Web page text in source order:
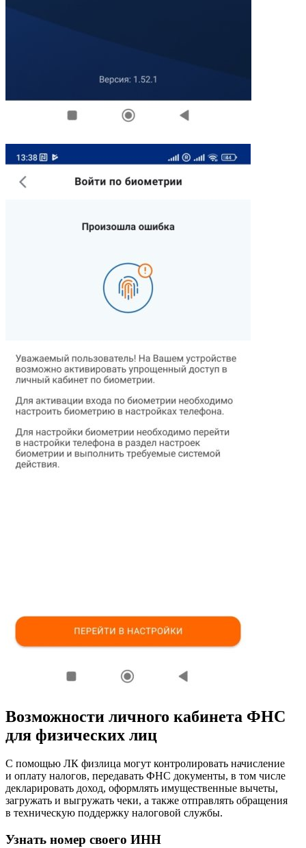
Возможности личного кабинета ФНС
для физических лиц
С помощью ЛК физлица могут контролировать начисление
и оплату налогов, передавать ФНС документы, в том числе
декларировать доход, оформлять имущественные вычеты,
загружать и выгружать чеки, а также отправлять обращения
в техническую поддержку налоговой службы.
Узнать номер своего ИНН